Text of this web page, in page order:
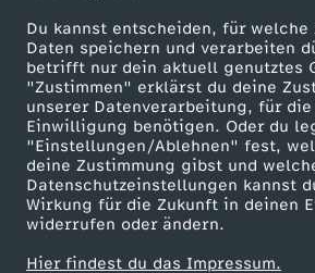
Du kannst entscheiden, für welche
Daten speichern und verarbeiten
betrifft nur dein aktuell genutztes
"Zustimmen" erklärst du deine
unserer Datenverarbeitung, für
Einwilligung benötigen. Oder du
"Einstellungen/Ablehnen" fest,
deine Zustimmung gibst und
Datenschutzeinstellungen kannst
Wirkung für die Zukunft in deinen
widerrufen oder ändern.
Hier findest du das Impressum.
ZDF goes Schule
Werbefernsehen
Mainzelmännchen